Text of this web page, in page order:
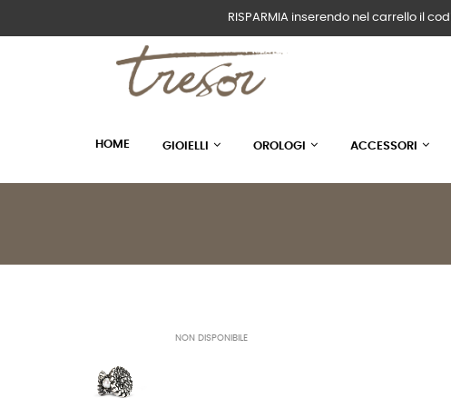
RISPARMIA inserendo nel carrello il
HOME GIOIELLI OROLOGI ACCESSORI
NON DISPONIBILE